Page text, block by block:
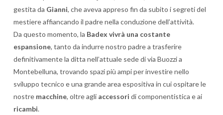
gestita da Gianni, che aveva appreso fin da subito i segreti del
mestiere affiancando il padre nella conduzione dell’attività.
Da questo momento, la Badex vivrà una costante
espansione, tanto da indurre nostro padre a trasferire
definitivamente la ditta nell’attuale sede di via Buozzi a
Montebelluna, trovando spazi più ampi per investire nello
sviluppo tecnico e una grande area espositiva in cui ospitare le
nostre macchine, oltre agli accessori di componentistica e ai
ricambi.